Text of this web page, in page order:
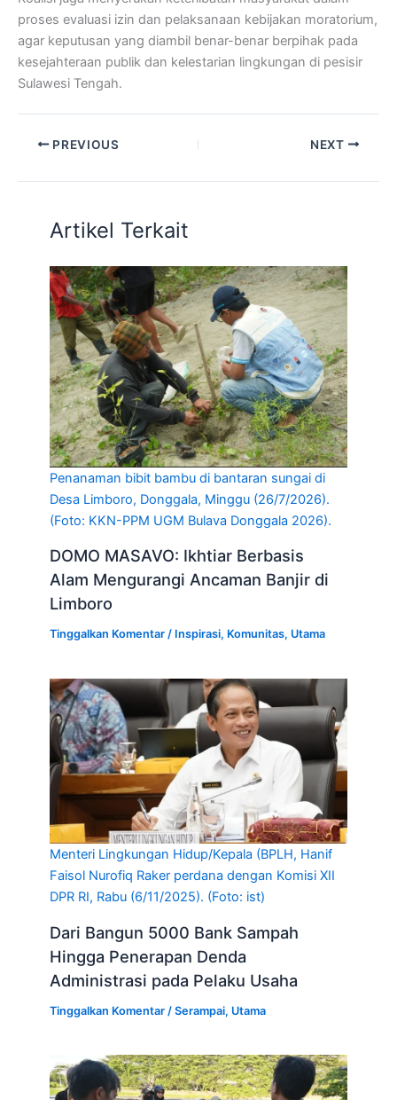
proses evaluasi izin dan pelaksanaan kebijakan moratorium,
agar keputusan yang diambil benar-benar berpihak pada
kesejahteraan publik dan kelestarian lingkungan di pesisir
Sulawesi Tengah.
PREVIOUS NEXT
Artikel Terkait
Penanaman bibit bambu di bantaran sungai di
Desa Limboro, Donggala, Minggu (26/7/2026).
(Foto: KKN-PPM UGM Bulava Donggala 2026).
DOMO MASAVO: Ikhtiar Berbasis
Alam Mengurangi Ancaman Banjir di
Limboro
Tinggalkan Komentar / Inspirasi, Komunitas, Utama
Menteri Lingkungan Hidup/Kepala (BPLH, Hanif
Faisol Nurofiq Raker perdana dengan Komisi XII
DPR RI, Rabu (6/11/2025). (Foto: ist)
Dari Bangun 5000 Bank Sampah
Hingga Penerapan Denda
Administrasi pada Pelaku Usaha
Tinggalkan Komentar /Serampai, Utama